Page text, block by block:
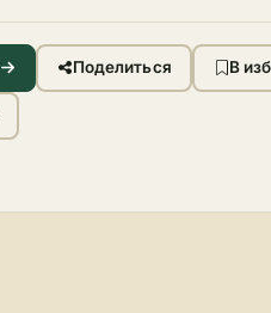
Поделиться В